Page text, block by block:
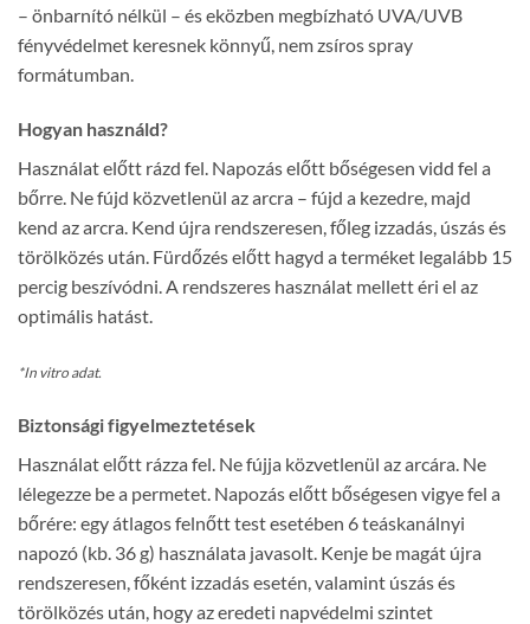
– önbarnító nélkül – és eközben megbízható UVA/UVB
fényvédelmet keresnek könnyű, nem zsíros spray
formátumban.
Hogyan használd?
Használat előtt rázd fel. Napozás előtt bőségesen vidd fel a
bőrre. Ne fújd közvetlenül az arcra – fújd a kezedre, majd
kend az arcra. Kend újra rendszeresen, főleg izzadás, úszás és
törölközés után. Fürdőzés előtt hagyd a terméket legalább 15
percig beszívódni. A rendszeres használat mellett éri el az
optimális hatást.
*In vitro adat.
Biztonsági figyelmeztetések
Használat előtt rázza fel. Ne fújja közvetlenül az arcára. Ne
lélegezze be a permetet. Napozás előtt bőségesen vigye fel a
bőrére: egy átlagos felnőtt test esetében 6 teáskanálnyi
napozó (kb. 36 g) használata javasolt. Kenje be magát újra
rendszeresen, főként izzadás esetén, valamint úszás és
törölközés után, hogy az eredeti napvédelmi szintet